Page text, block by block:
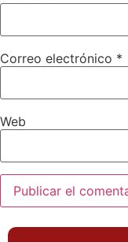
Correo electrónico *
Web